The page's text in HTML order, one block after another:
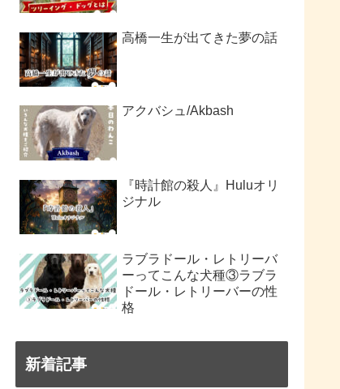
高橋一生が出てきた夢の話
アクバシュ/Akbash
『時計館の殺人』Huluオリ
ジナル
ラブラドール・レトリーバ
ーってこんな犬種③ラブラ
ドール・レトリーバーの性
格
新着記事